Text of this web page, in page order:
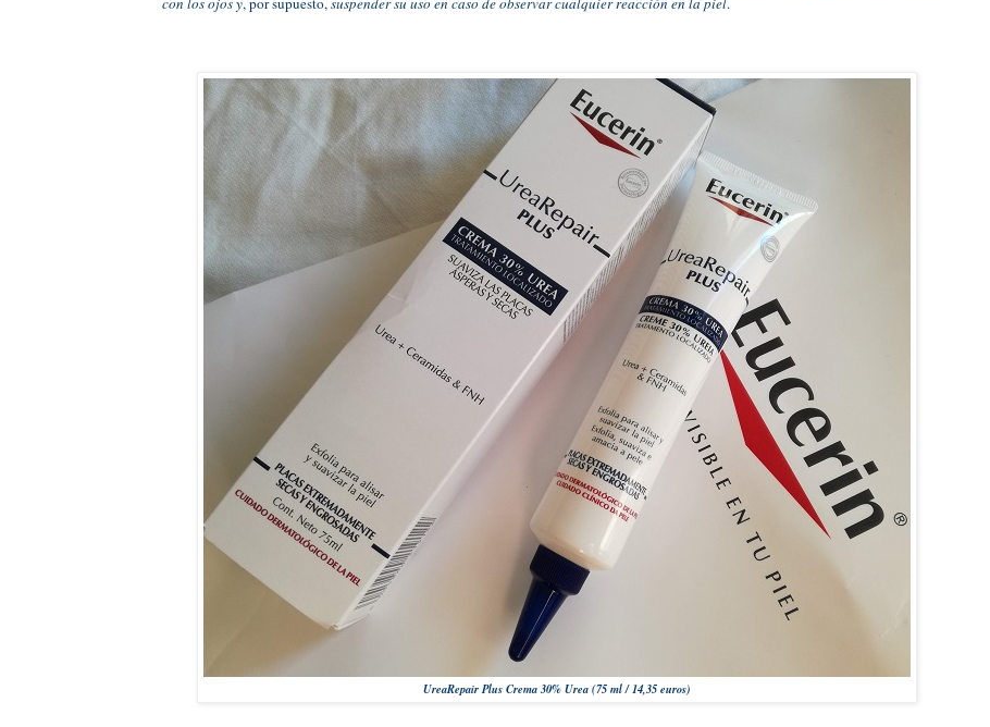
UreaRepair Plus Crema 30% Urea (75 ml / 14,35 euros)